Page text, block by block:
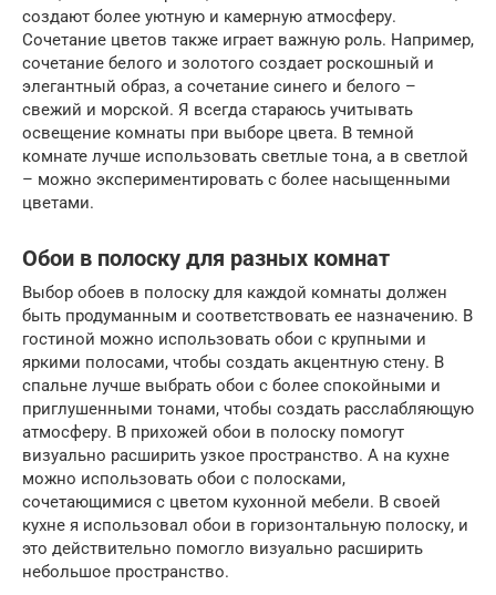
создают более уютную и камерную атмосферу.
Сочетание цветов также играет важную роль. Например,
сочетание белого и золотого создает роскошный и
элегантный образ, а сочетание синего и белого –
свежий и морской. Я всегда стараюсь учитывать
освещение комнаты при выборе цвета. В темной
комнате лучше использовать светлые тона, а в светлой
– можно экспериментировать с более насыщенными
цветами.
Обои в полоску для разных комнат
Выбор обоев в полоску для каждой комнаты должен
быть продуманным и соответствовать ее назначению. В
гостиной можно использовать обои с крупными и
яркими полосами, чтобы создать акцентную стену. В
спальне лучше выбрать обои с более спокойными и
приглушенными тонами, чтобы создать расслабляющую
атмосферу. В прихожей обои в полоску помогут
визуально расширить узкое пространство. А на кухне
можно использовать обои с полосками,
сочетающимися с цветом кухонной мебели. В своей
кухне я использовал обои в горизонтальную полоску, и
это действительно помогло визуально расширить
небольшое пространство.